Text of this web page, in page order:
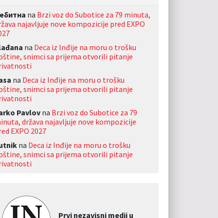
na Brzi voz do Subotice za 79 minuta,
najavljuje nove kompozicije pred EXPO
na Deca iz Inđije na moru o trošku
snimci sa prijema otvorili pitanje
na Deca iz Inđije na moru o trošku
snimci sa prijema otvorili pitanje
Pavlovna Brzi voz do Subotice za 79
država najavljuje nove kompozicije
EXPO 2027
na Deca iz Inđije na moru o trošku
snimci sa prijema otvorili pitanje
Prvi nezavisni medij u